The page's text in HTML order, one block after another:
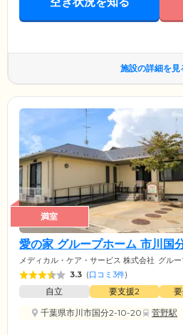
けます。
施設の詳細を見
満室
愛の家 グループホーム 市川国
メディカル・ケア・サービス 株式会社 グル
3.3 (口コミ3件)
自立 要支援2
千葉県市川市国分2-10-20
菅野駅